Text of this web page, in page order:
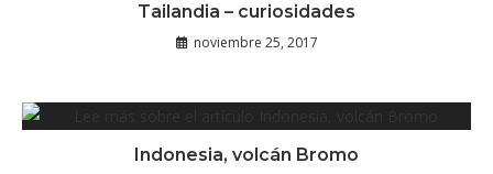
Tailandia – curiosidades
noviembre 25, 2017
Indonesia, volcán Bromo